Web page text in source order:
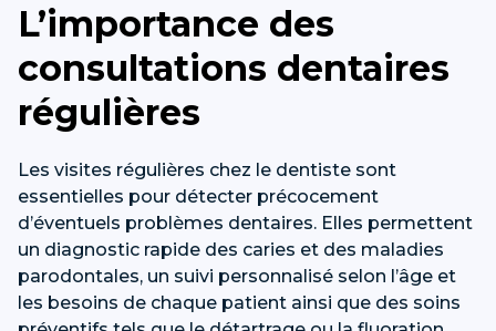
L’importance des
consultations dentaires
régulières
Les visites régulières chez le dentiste sont
essentielles pour détecter précocement
d’éventuels problèmes dentaires. Elles permettent
un diagnostic rapide des caries et des maladies
parodontales, un suivi personnalisé selon l’âge et
les besoins de chaque patient ainsi que des soins